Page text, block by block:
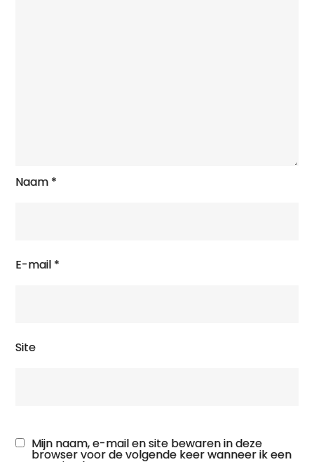
Naam *
E-mail *
Site
Mijn naam, e-mail en site bewaren in deze
browser voor de volgende keer wanneer ik een